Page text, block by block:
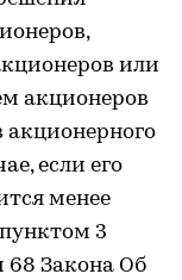
или
акционеров
акционерного
если его
менее
3
68 Закона Об